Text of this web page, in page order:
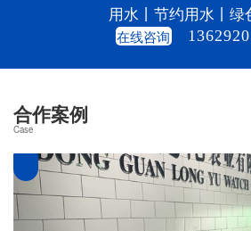
用水丨节约用水丨绿
在线咨询
合作案例
Case